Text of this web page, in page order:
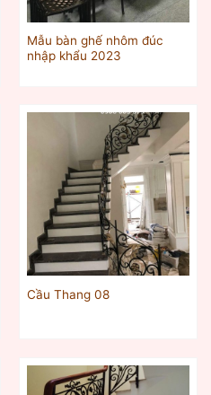
Mẫu bàn ghế nhôm đúc
nhập khẩu 2023
Cầu Thang 08